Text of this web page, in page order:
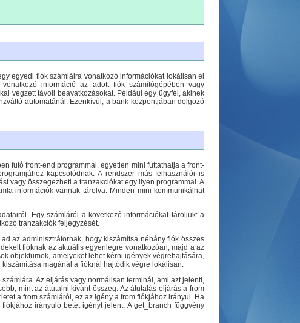
egyedi fiók számláira vonatkozó információkat lokálisan el
információ az adott fiók számítógépében vagy
végzett távoli beavatkozásokat. Például egy ügyfél, akinek
automatánál. Ezenkívül, a bank központjában dolgozó
futó front-end programmal, egyetlen mini futtathatja a front-
kapcsolódnak. A rendszer más felhasználói is
vagy összegezheti a tranzakciókat egy ilyen programmal. A
információk vannak tárolva. Minden mini kommunikálhat
Egy számláról a következő információkat tároljuk: a
tranzakciók feljegyzését.
az adminisztrátornak, hogy kiszámítsa néhány fiók összes
fióknak az aktuális egyenlegre vonatkozóan, majd a az
objektumok, amelyeket lehet kérni igények végrehajtására,
magánál a fióknál hajtódik végre lokálisan.
Az eljárás vagy normálisan terminál, ami azt jelenti,
mint az átutalni kívánt összeg. Az átutalás eljárás a from
a from számláról, ez az igény a from fiókjához irányul. Ha
irányuló betét igényt jelent. A get_branch függvény